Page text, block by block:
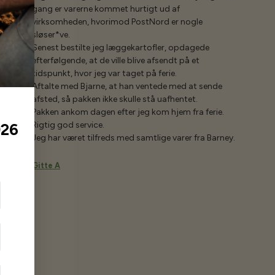
gang er varerne kommet hurtigt ud af
virksomheden, hvorimod PostNord er nogle
sløser*ve.
Senest bestilte jeg læggekartofler, opdagede
efterfølgende, at de ville blive afsendt på et
tidspunkt, hvor jeg var taget på ferie.
Aftalte med Bjarne, at han ventede med at sende
afsted, så pakken ikke skulle stå uafhentet.
Pakken ankom dagen efter jeg kom hjem fra ferie.
Rigtig god service.
Jeg har været tilfreds med samtlige varer fra Barney.
Gitte A